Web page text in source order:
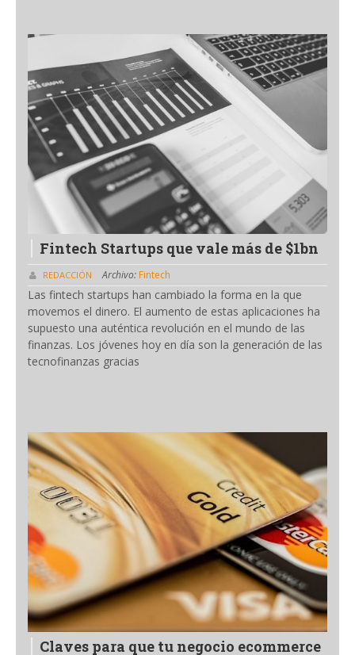
Fintech Startups que vale más de $1bn
REDACCIÓN Archivo: Fintech
Las fintech startups han cambiado la forma en la que
movemos el dinero. El aumento de estas aplicaciones ha
supuesto una auténtica revolución en el mundo de las
finanzas. Los jóvenes hoy en día son la generación de las
tecnofinanzas gracias
Claves para que tu negocio ecommerce